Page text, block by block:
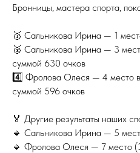
Бронницы, мастера спорта,
🥇 Сальникова Ирина — 1
🥉 Сальникова Ирина — 3
суммой 630 очков
4️⃣ Фролова Олеся — 4 место в
суммой 596 очков
🏅 Другие результаты наших
🔹 Сальникова Ирина — 5
🔹 Фролова Олеся — 7 место